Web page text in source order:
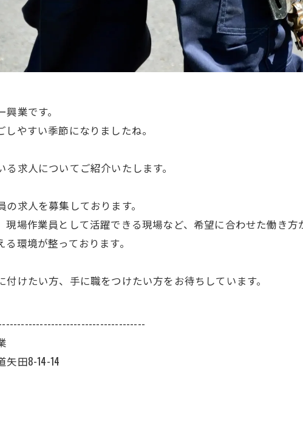
業です。
やすい季節になりましたね。
求人についてご紹介いたします。
求人を募集しております。
現場作業員として活躍できる現場など、希望に合わせた働き
環境が整っております。
けたい方、手に職をつけたい方をお待ちしています。
田8-14-14